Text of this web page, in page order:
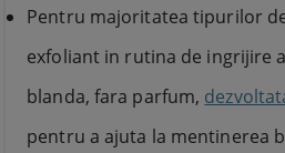
Pentru majoritatea tipurilor
exfoliant in rutina de ingrijire
blanda, fara parfum,
pentru a ajuta la mentinerea